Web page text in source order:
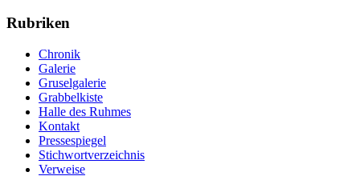
Rubriken
Chronik
Galerie
Gruselgalerie
Grabbelkiste
Halle des Ruhmes
Kontakt
Pressespiegel
Stichwortverzeichnis
Verweise